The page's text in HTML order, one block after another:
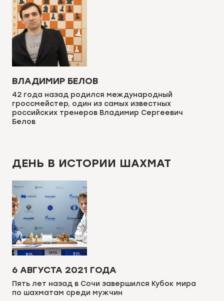
ВЛАДИМИР БЕЛОВ
42 года назад родился международный
гроссмейстер, один из самых известных
российских тренеров Владимир Сергеевич
Белов
ДЕНЬ В ИСТОРИИ ШАХМАТ
6 АВГУСТА 2021 ГОДА
Пять лет назад в Сочи завершился Кубок мира
по шахматам среди мужчин